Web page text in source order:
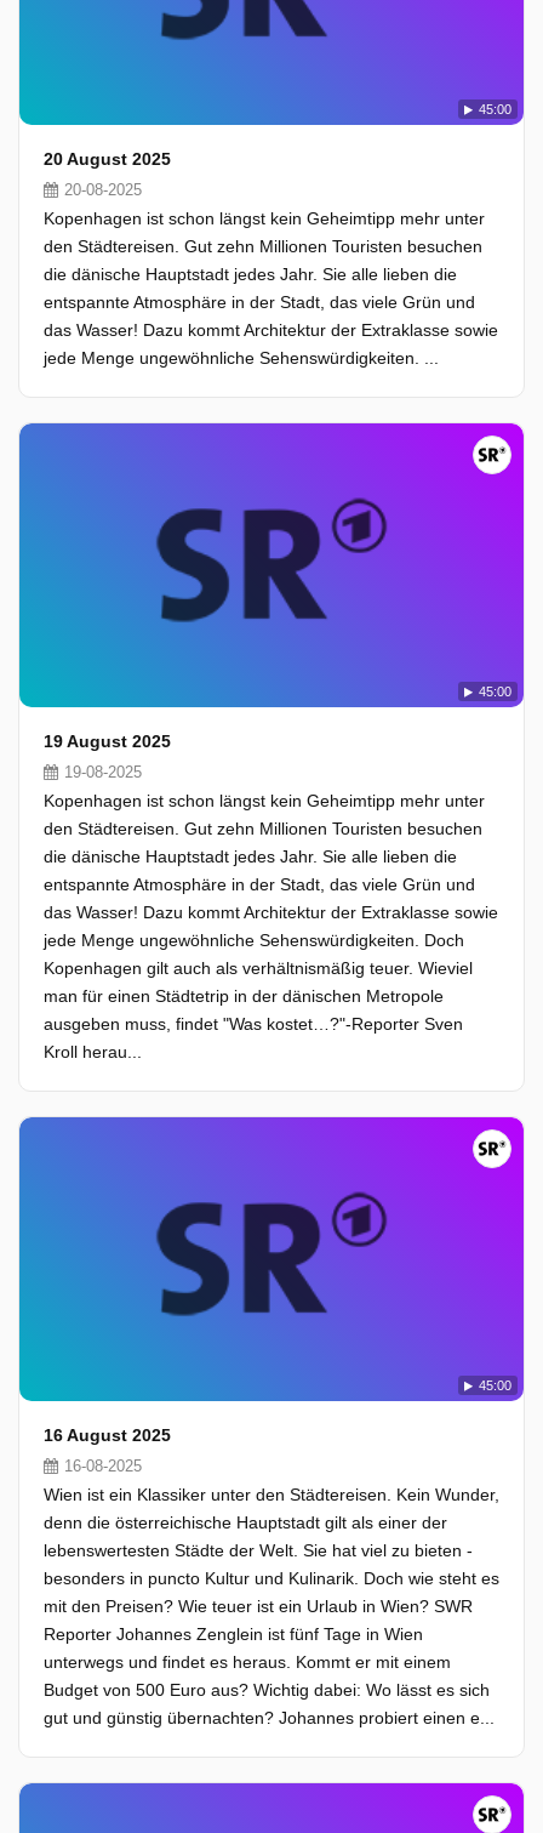
45:00
20 August 2025
20-08-2025
Kopenhagen ist schon längst kein Geheimtipp mehr unter
den Städtereisen. Gut zehn Millionen Touristen besuchen
die dänische Hauptstadt jedes Jahr. Sie alle lieben die
entspannte Atmosphäre in der Stadt, das viele Grün und
das Wasser! Dazu kommt Architektur der Extraklasse sowie
jede Menge ungewöhnliche Sehenswürdigkeiten. ...
45:00
19 August 2025
19-08-2025
Kopenhagen ist schon längst kein Geheimtipp mehr unter
den Städtereisen. Gut zehn Millionen Touristen besuchen
die dänische Hauptstadt jedes Jahr. Sie alle lieben die
entspannte Atmosphäre in der Stadt, das viele Grün und
das Wasser! Dazu kommt Architektur der Extraklasse sowie
jede Menge ungewöhnliche Sehenswürdigkeiten. Doch
Kopenhagen gilt auch als verhältnismäßig teuer. Wieviel
man für einen Städtetrip in der dänischen Metropole
ausgeben muss, findet "Was kostet…?"-Reporter Sven
Kroll herau...
45:00
16 August 2025
16-08-2025
Wien ist ein Klassiker unter den Städtereisen. Kein Wunder,
denn die österreichische Hauptstadt gilt als einer der
lebenswertesten Städte der Welt. Sie hat viel zu bieten -
besonders in puncto Kultur und Kulinarik. Doch wie steht es
mit den Preisen? Wie teuer ist ein Urlaub in Wien? SWR
Reporter Johannes Zenglein ist fünf Tage in Wien
unterwegs und findet es heraus. Kommt er mit einem
Budget von 500 Euro aus? Wichtig dabei: Wo lässt es sich
gut und günstig übernachten? Johannes probiert einen e...